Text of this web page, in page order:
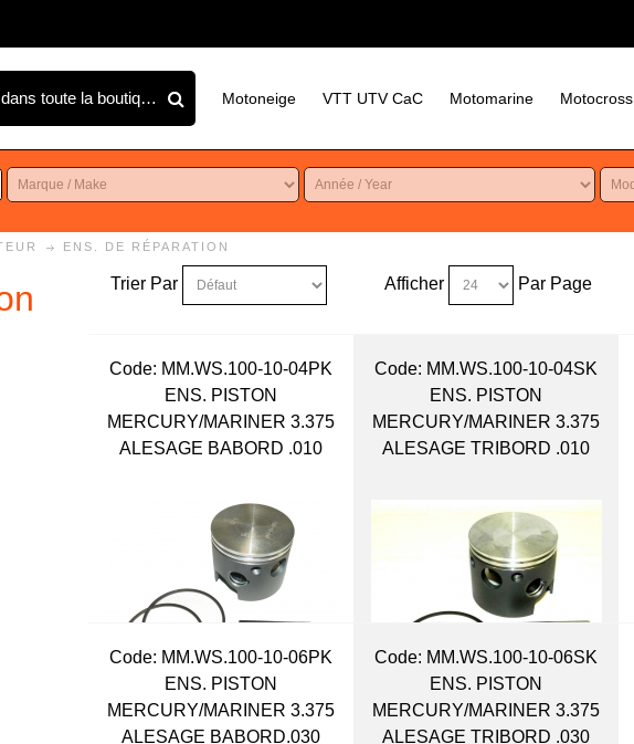
Motoneige VTT UTV CaC Motomarine Motocross
ENS. DE RÉPARATION
Trier Par Afficher Par Page
Code: MM.WS.100-10-04PK
ENS. PISTON
MERCURY/MARINER 3.375
ALESAGE BABORD .010
Code: MM.WS.100-10-04SK
ENS. PISTON
MERCURY/MARINER 3.375
ALESAGE TRIBORD .010
Code: MM.WS.100-10-06PK
ENS. PISTON
MERCURY/MARINER 3.375
ALESAGE BABORD.030
Code: MM.WS.100-10-06SK
ENS. PISTON
MERCURY/MARINER 3.375
ALESAGE TRIBORD .030